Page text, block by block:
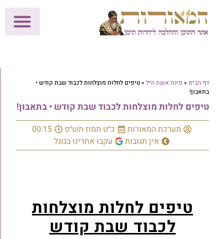
דף הבית » פינת אשת חיל »טיפים לחלות מוצלחות לכבוד שבת קודש •
בתאבון!
טיפים לחלות מוצלחות לכבוד שבת קודש • בתאבון!
מערכת המאורות כ״ט תמוז תש״פ
00:15
אין תגובות
עקבו אחרינו בגוגל
טיפים לחלות מוצלחות
לכבוד שבת קודש